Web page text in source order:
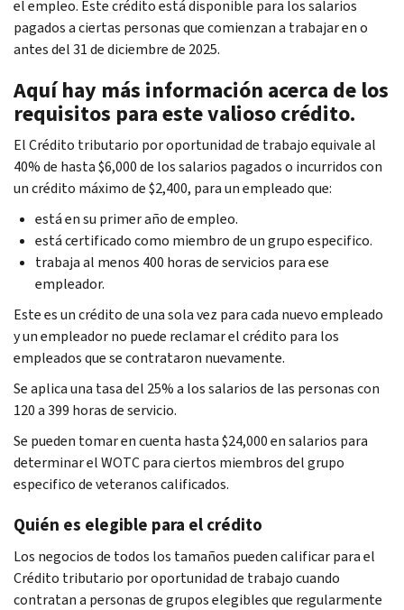
el empleo. Este crédito está disponible para los salarios
pagados a ciertas personas que comienzan a trabajar en o
antes del 31 de diciembre de 2025.
Aquí hay más información acerca de los
requisitos para este valioso crédito.
El Crédito tributario por oportunidad de trabajo equivale al
40% de hasta $6,000 de los salarios pagados o incurridos con
un crédito máximo de $2,400, para un empleado que:
está en su primer año de empleo.
está certificado como miembro de un grupo especifico.
trabaja al menos 400 horas de servicios para ese
empleador.
Este es un crédito de una sola vez para cada nuevo empleado
y un empleador no puede reclamar el crédito para los
empleados que se contrataron nuevamente.
Se aplica una tasa del 25% a los salarios de las personas con
120 a 399 horas de servicio.
Se pueden tomar en cuenta hasta $24,000 en salarios para
determinar el WOTC para ciertos miembros del grupo
especifico de veteranos calificados.
Quién es elegible para el crédito
Los negocios de todos los tamaños pueden calificar para el
Crédito tributario por oportunidad de trabajo cuando
contratan a personas de grupos elegibles que regularmente